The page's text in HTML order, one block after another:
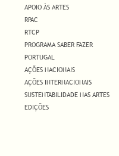
APOIO ÀS ARTES
RPAC
RTCP
PROGRAMA SABER FAZER
PORTUGAL
AÇÕES NACIONAIS
AÇÕES INTERNACIONAIS
SUSTENTABILIDADE NAS ARTES
EDIÇÕES